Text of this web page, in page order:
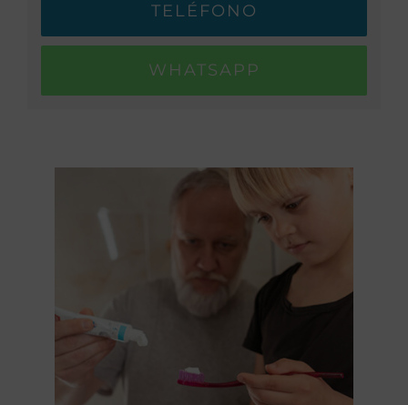
TELÉFONO
WHATSAPP